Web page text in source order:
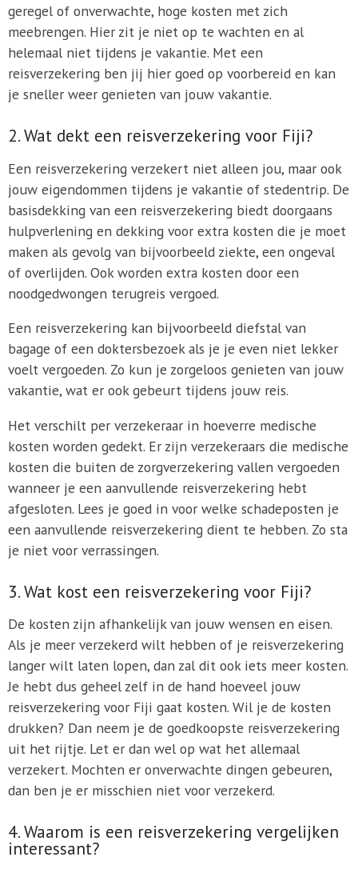
geregel of onverwachte, hoge kosten met zich
meebrengen. Hier zit je niet op te wachten en al
helemaal niet tijdens je vakantie. Met een
reisverzekering ben jij hier goed op voorbereid en kan
je sneller weer genieten van jouw vakantie.
2. Wat dekt een reisverzekering voor Fiji?
Een reisverzekering verzekert niet alleen jou, maar ook
jouw eigendommen tijdens je vakantie of stedentrip. De
basisdekking van een reisverzekering biedt doorgaans
hulpverlening en dekking voor extra kosten die je moet
maken als gevolg van bijvoorbeeld ziekte, een ongeval
of overlijden. Ook worden extra kosten door een
noodgedwongen terugreis vergoed.
Een reisverzekering kan bijvoorbeeld diefstal van
bagage of een doktersbezoek als je je even niet lekker
voelt vergoeden. Zo kun je zorgeloos genieten van jouw
vakantie, wat er ook gebeurt tijdens jouw reis.
Het verschilt per verzekeraar in hoeverre medische
kosten worden gedekt. Er zijn verzekeraars die medische
kosten die buiten de zorgverzekering vallen vergoeden
wanneer je een aanvullende reisverzekering hebt
afgesloten. Lees je goed in voor welke schadeposten je
een aanvullende reisverzekering dient te hebben. Zo sta
je niet voor verrassingen.
3. Wat kost een reisverzekering voor Fiji?
De kosten zijn afhankelijk van jouw wensen en eisen.
Als je meer verzekerd wilt hebben of je reisverzekering
langer wilt laten lopen, dan zal dit ook iets meer kosten.
Je hebt dus geheel zelf in de hand hoeveel jouw
reisverzekering voor Fiji gaat kosten. Wil je de kosten
drukken? Dan neem je de goedkoopste reisverzekering
uit het rijtje. Let er dan wel op wat het allemaal
verzekert. Mochten er onverwachte dingen gebeuren,
dan ben je er misschien niet voor verzekerd.
4. Waarom is een reisverzekering vergelijken
interessant?